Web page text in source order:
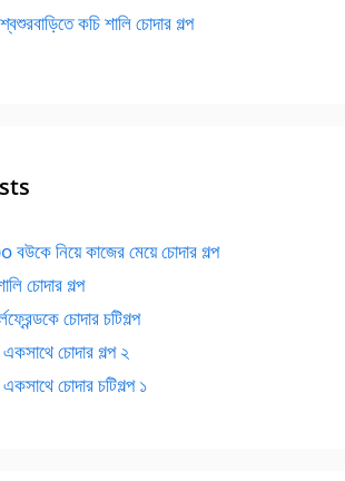
শ্বশুরবাড়িতে কচি শালি চোদার গল্প
নিয়ে কাজের মেয়ে চোদার গল্প
চোদার গল্প
চোদার চটিগল্প
চোদার গল্প ২
চোদার চটিগল্প ১